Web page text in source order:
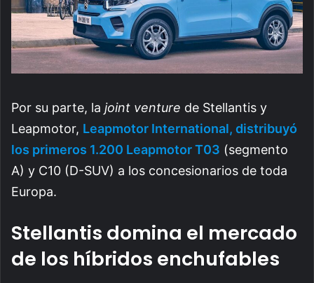
Por su parte, la joint venture de Stellantis y
Leapmotor, Leapmotor International, distribuyó
los primeros 1.200 Leapmotor T03 (segmento
A) y C10 (D-SUV) a los concesionarios de toda
Europa.
Stellantis domina el mercado
de los híbridos enchufables